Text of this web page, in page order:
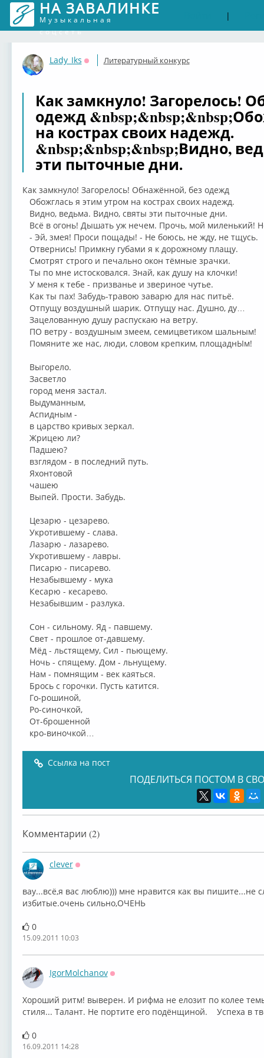
НА ЗАВАЛИНКЕ
Музыкальная
соцсеть
|
Lady_Iks
Оффлайн
Литературный конкурс
Как замкнуло! Загорелось!
одежд
на кострах своих надежд.
&nbsp;&nbsp;&nbsp;Видно,
эти пыточные дни.
Как замкнуло! Загорелось! Обнажённой, без одежд
Обожглась я этим утром на кострах своих надежд.
Видно, ведьма. Видно, святы эти пыточные дни.
Всё в огонь! Дышать уж нечем. Прочь, мой миленький!
- Эй, змея! Проси пощады! - Не боюсь, не жду, не тщусь.
Отвернись! Примкну губами я к дорожному плащу.
Смотрят строго и печально окон тёмные зрачки.
Ты по мне истосковался. Знай, как душу на клочки!
У меня к тебе - призванье и звериное чутье.
Как ты пах! Забудь-травою заварю для нас питьё.
Отпущу воздушный шарик. Отпущу нас. Душно, ду…
Зацелованную душу распускаю на ветру.
ПО ветру - воздушным змеем, семицветиком шальным!
Помяните же нас, люди, словом крепким, площаднЫм!
Выгорело.
Засветло
город меня застал.
Выдуманным,
Аспидным -
в царство кривых зеркал.
Жрицею ли?
Падшею?
взглядом - в последний путь.
Яхонтовой
чашею
Выпей. Прости. Забудь.
Цезарю - цезарево.
Укротившему - слава.
Лазарю - лазарево.
Укротившему - лавры.
Писарю - писарево.
Незабывшему - мука
Кесарю - кесарево.
Незабывшим - разлука.
Сон - сильному. Яд - павшему.
Свет - прошлое от-давшему.
Мёд - льстящему, Сил - пьющему.
Ночь - спящему. Дом - льнущему.
Нам - помнящим - век каяться.
Брось с горочки. Пусть катится.
Го-рошиной,
Ро-синочкой,
От-брошенной
кро-виночкой…
Ссылка на пост
ПОДЕЛИТЬСЯ ПОСТОМ В
Комментарии (2)
clever
вау...всё,я вас люблю))) мне нравится как вы
избитые.очень сильно,ОЧЕНЬ
0
15.09.2011 10:03
IgorMolchanov
Хороший ритм! выверен. И рифма не елозит по колее
стиля... Талант. Не портите его подёнщиной. Успеха в
0
16.09.2011 14:28